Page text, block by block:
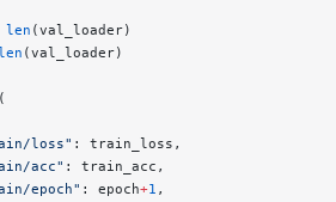
len (val_loader)
(val_loader)
loss"
: train_loss,
acc"
: train_acc,
epoch"
: epoch+1 ,